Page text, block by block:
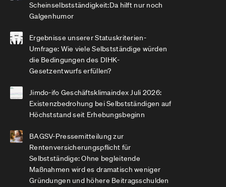
Scheinselbstständigkeit:Da hilft nur noch
Galgenhumor
Ergebnisse unserer Statuskriterien-
Umfrage: Wie viele Selbstständige würden
die Bedingungen des DIHK-
Gesetzentwurfs erfüllen?
Jimdo-ifo Geschäftsklimaindex Juli 2026:
Existenzbedrohung bei Selbstständigen auf
Höchststand seit Erhebungsbeginn
BAGSV-Pressemitteilung zur
Rentenversicherungspflicht für
Selbstständige: Ohne begleitende
Maßnahmen wird es dramatisch weniger
Gründungen und höhere Beitragsschulden